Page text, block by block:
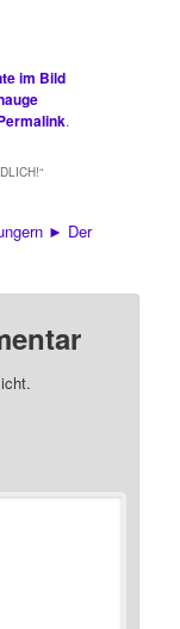
im Bild
.
“
► Der